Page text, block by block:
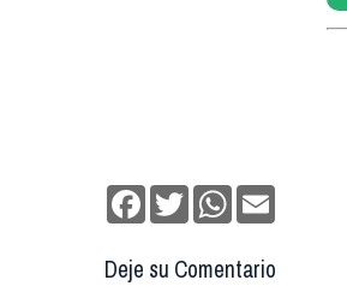
Facebook
TwitterWhatsApp
Deje su Comentario